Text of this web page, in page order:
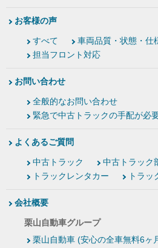
お客様の声
すべて 車両品質・状態・仕
担当フロント対応
お問い合わせ
全般的なお問い合わせ
緊急で中古トラックの手配が必
よくあるご質問
中古トラック
中古トラック
トラックレンタカー
トラッ
会社概要
栗山自動車グループ
栗山自動車 (安心の全車無料6ヶ